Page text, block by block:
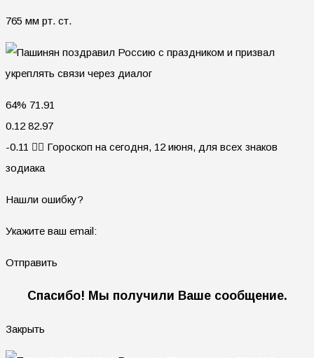
765 мм рт. ст.
64% 71.91
0.12 82.97
-0.11 🧙‍♀ Гороскоп на сегодня, 12 июня, для всех знаков
зодиака
Нашли ошибку?
Укажите ваш email:
Отправить
Спасибо! Мы получили Ваше сообщение.
Закрыть